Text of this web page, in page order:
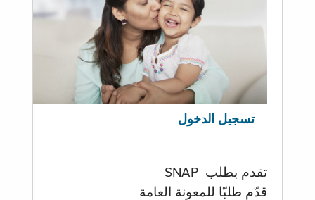
تسجيل الدخول
تقدم بطلب SNAP
قدّم طلبّا للمعونة العامة